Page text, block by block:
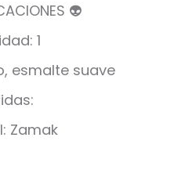
👽
1
esmalte suave
Zamak